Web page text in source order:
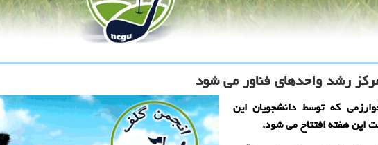
رشد واحدهای فناور می شود
كه توسط دانشجویان این
این هفته افتتاح می شود.